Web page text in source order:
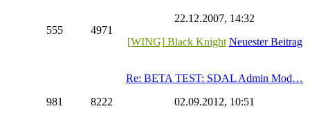
555 4971
22.12.2007, 14:32
[WING] Black Knight Neuester Beitrag
981 8222
Re: BETA TEST: SDAL Admin Mod…
02.09.2012, 10:51